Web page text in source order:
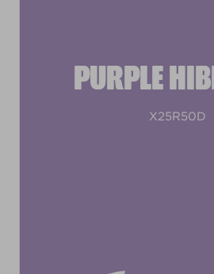
PURPLE
X25R50D